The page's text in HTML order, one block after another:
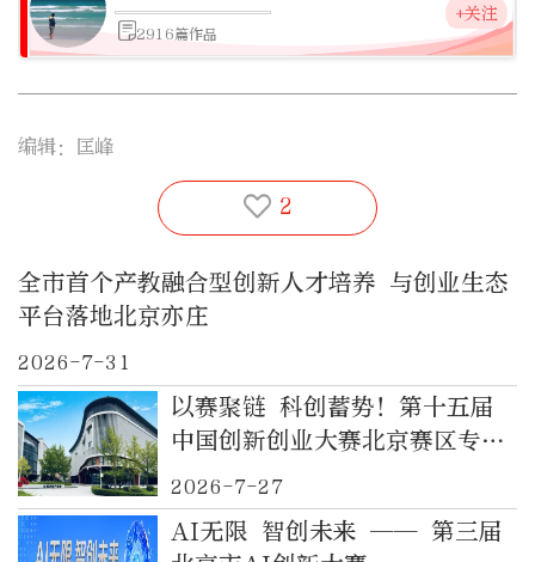
2916篇作品
+关注
编辑：匡峰
2
全市首个产教融合型创新人才培养 与创业生态
平台落地北京亦庄
2026-7-31
以赛聚链 科创蓄势！第十五届
中国创新创业大赛北京赛区专场
即将于中关村（大兴）智能装备
产业园启幕
2026-7-27
AI无限 智创未来 —— 第三届